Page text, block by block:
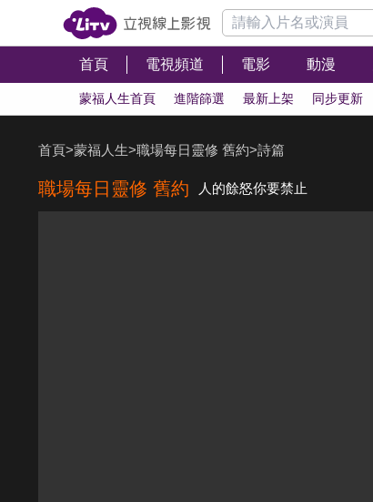
首頁 電視頻道 電影 動漫
蒙福人生首頁 進階篩選 最新上架 同步更新
首頁>蒙福人生>職場每日靈修 舊約>詩篇
職場每日靈修 舊約 人的餘怒你要禁止